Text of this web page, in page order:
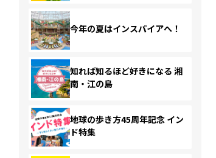
今年の夏はインスパイアへ！
知れば知るほど好きになる 湘
南・江の島
地球の歩き方45周年記念 イン
ド特集